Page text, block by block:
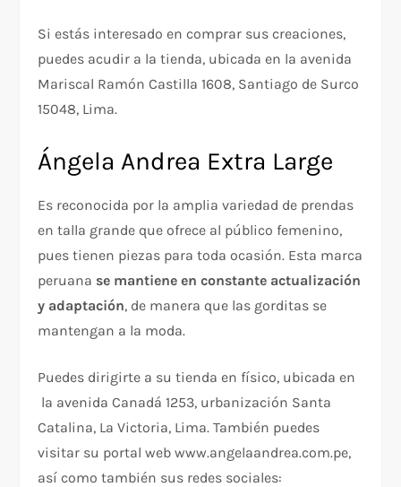
Si estás interesado en comprar sus creaciones,
puedes acudir a la tienda, ubicada en la avenida
Mariscal Ramón Castilla 1608, Santiago de Surco
15048, Lima.
Ángela Andrea Extra Large
Es reconocida por la amplia variedad de prendas
en talla grande que ofrece al público femenino,
pues tienen piezas para toda ocasión. Esta marca
peruana se mantiene en constante actualización
y adaptación, de manera que las gorditas se
mantengan a la moda.
Puedes dirigirte a su tienda en físico, ubicada en
la avenida Canadá 1253, urbanización Santa
Catalina, La Victoria, Lima. También puedes
visitar su portal web www.angelaandrea.com.pe,
así como también sus redes sociales: